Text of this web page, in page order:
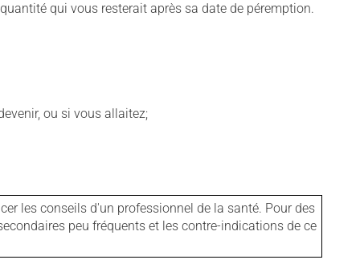
qui vous resterait après sa date de péremption.
ou si vous allaitez;
les conseils d'un professionnel de la santé. Pour des
peu fréquents et les contre-indications de ce